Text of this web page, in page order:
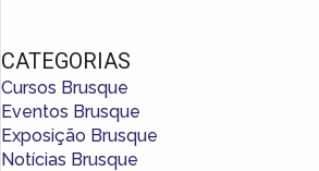
CATEGORIAS
Cursos Brusque
Eventos Brusque
Exposição Brusque
Notícias Brusque